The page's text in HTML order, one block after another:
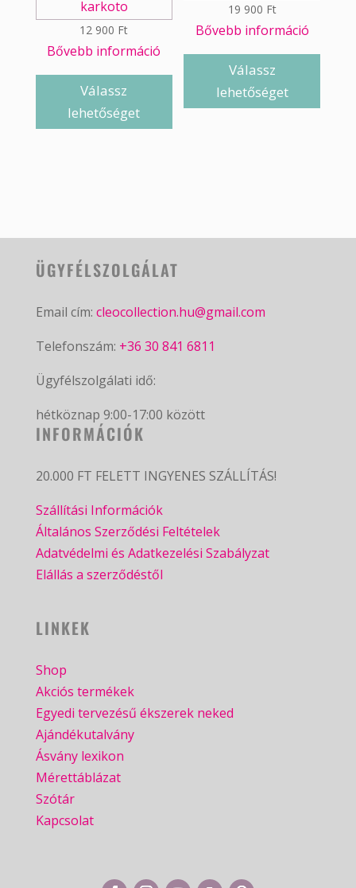
12 900 Ft
Bővebb információ
Válassz
lehetőséget
19 900 Ft
Bővebb információ
Válassz
lehetőséget
ÜGYFÉLSZOLGÁLAT
Email cím: cleocollection.hu@gmail.com
Telefonszám: +36 30 841 6811
Ügyfélszolgálati idő:
hétköznap 9:00-17:00 között
INFORMÁCIÓK
20.000 FT FELETT INGYENES SZÁLLÍTÁS!
Szállítási Információk
Általános Szerződési Feltételek
Adatvédelmi és Adatkezelési Szabályzat
Elállás a szerződéstől
LINKEK
Shop
Akciós termékek
Egyedi tervezésű ékszerek neked
Ajándékutalvány
Ásvány lexikon
Mérettáblázat
Szótár
Kapcsolat